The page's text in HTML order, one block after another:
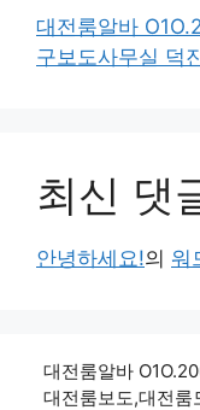
대전룸알바
구보도사무실 덕
최신 댓
안녕하세요!의 워
대전룸알바
대전룸보도,대전룸